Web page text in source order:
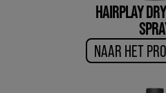
HAIRPLAY
NAAR HET